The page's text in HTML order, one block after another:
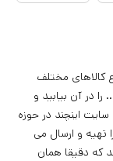
کالاهای مختلف
را در آن بیابید و
اینچند در حوزه
تهیه و ارسال می
که دقیقا همان